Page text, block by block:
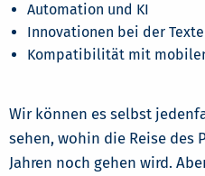
Automation und KI
Innovationen bei der
Kompatibilität mit
Wir können es selbst
sehen, wohin die Reise des
Jahren noch gehen wird.